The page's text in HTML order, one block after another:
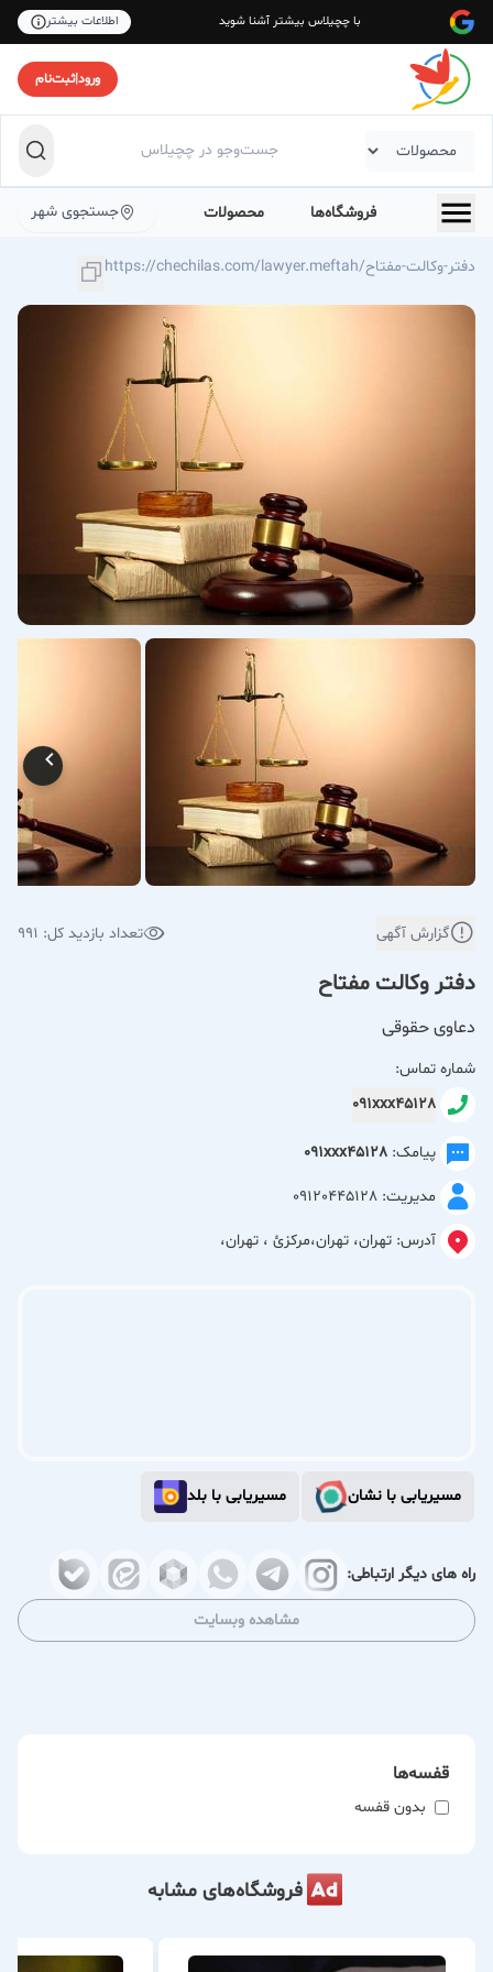
با چچیلاس بیشتر آشنا شوید اطلاعات بیشتر
ورود|ثبت‌نام
فروشگاه‌ها محصولات جستجوی شهر
https://chechilas.com/lawyer.meftah/دفتر-وکالت-مفتاح
گزارش آگهی تعداد بازدید کل: 991
دفتر وکالت مفتاح
دعاوی حقوقی
شماره تماس:
091xxx45128
پیامک: 091xxx45128
مدیریت: 09120445128
آدرس: تهران، تهران،مركزئ ، تهران،
مسیریابی با نشان مسیریابی با بلد
راه های دیگر ارتباطی:
مشاهده وبسایت
قفسه‌ها
بدون قفسه
فروشگاه‌های مشابه